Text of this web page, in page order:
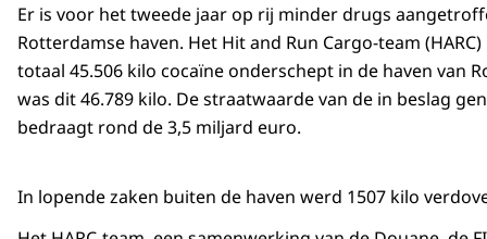
Er is voor het tweede jaar op rij minder drugs
Rotterdamse haven. Het Hit and Run Cargo-team
totaal 45.506 kilo cocaïne onderschept in de haven van
was dit 46.789 kilo. De straatwaarde van de in beslag
bedraagt rond de 3,5 miljard euro.
In lopende zaken buiten de haven werd 1507 kilo